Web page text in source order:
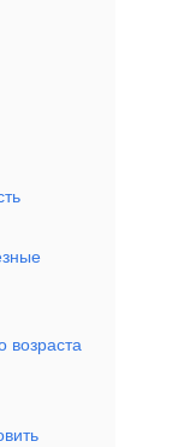
возраста